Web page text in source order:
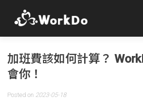
加班費該如何計算？
會你！
Posted on 2023-05-18